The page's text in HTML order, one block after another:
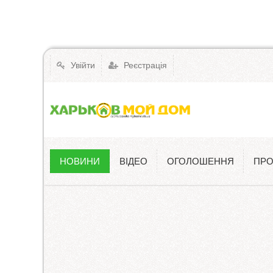
Увійти Реєстрація
Новини
НОВИНИ ВІДЕО ОГОЛОШЕННЯ